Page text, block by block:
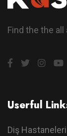
Find the the
Userful
Diş Hastaneleri